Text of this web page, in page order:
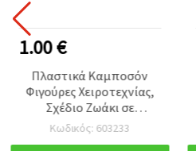
1.00 €
Πλαστικά Καμποσόν
Φιγούρες Χειροτεχνίας,
Σχέδιο Ζωάκι σε
Αυτοκίνητο, Μικτά, 2x2,4
εκ - 5 τεμάχια
Κωδικός: 603233